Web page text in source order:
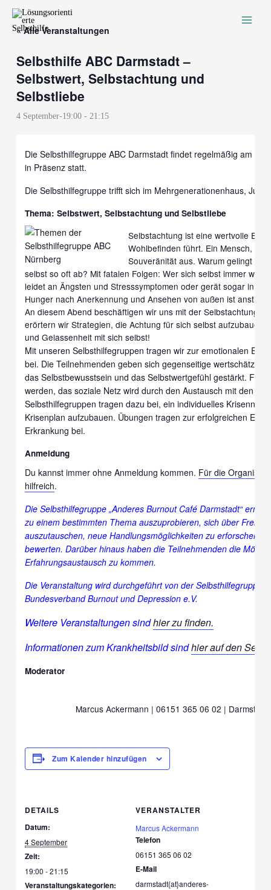
Inhalt
springen« Alle Veranstaltungen
Selbsthilfe ABC Darmstadt –
Selbstwert, Selbstachtung und
Selbstliebe
4 September-19:00 -21:15
Die Selbsthilfegruppe ABC Darmstadt findet regelmäßig am
in Präsenz statt.
Die Selbsthilfegruppe trifft sich im Mehrgenerationenhaus,
Thema: Selbstwert, Selbstachtung und Selbstliebe
Selbstachtung ist eine wertvolle
Wohlbefinden führt. Ein Mensch,
Souveränität aus. Warum gelingt
selbst so oft ab? Mit fatalen Folgen: Wer sich selbst immer
leidet an Ängsten und Stresssymptomen oder gerät sogar in
Hunger nach Anerkennung und Ansehen von außen ist
An diesem Abend beschäftigen wir uns mit der Selbstachtung.
erörtern wir Strategien, die Achtung für sich selbst aufzubauen
und Gelassenheit mit sich selbst!
Mit unseren Selbsthilfegruppen tragen wir zur emotionalen
bei. Die Teilnehmenden geben sich gegenseitige
das Selbstbewusstsein und das Selbstwertgefühl gestärkt.
werden, das soziale Netz wird durch den Austausch mit den
Selbsthilfegruppen tragen dazu bei, ein individuelles
Krisenplan aufzubauen. Übungen tragen zur erfolgreichen
Erkrankung bei.
Anmeldung
Du kannst immer ohne Anmeldung kommen. Für die
hilfreich.
Die Selbsthilfegruppe „Anderes Burnout CaféDarmstadt“
zu einem bestimmten Thema auszuprobieren, sich über
auszutauschen, neue Handlungsmöglichkeiten zu erforschen
bewerten. Darüber hinaus haben die Teilnehmenden die
Erfahrungsaustausch zu kommen.
Die Veranstaltung wird durchgeführt von der Selbsthilfegruppe
Bundesverband Burnout und Depression e.V.
Weitere Veranstaltungen sindhier zu finden.
Informationen zum Krankheitsbild sindhier auf den
Moderator
Marcus Ackermann | 06151 365 06 02 |
Zum Kalender hinzufügen
DETAILS
Datum:
4 September
Zeit:
19:00 - 21:15
Veranstaltungskategorien:
VERANSTALTER
Marcus Ackermann
Telefon
06151 365 06 02
E-Mail
darmstadt{at}anderes-